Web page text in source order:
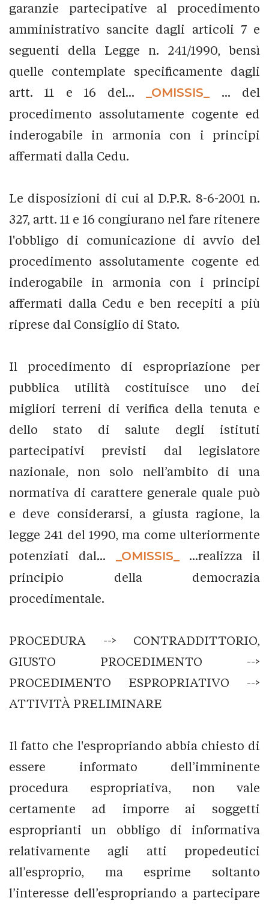
garanzie partecipative al procedimento
amministrativo sancite dagli articoli 7 e
seguenti della Legge n. 241/1990, bensì
quelle contemplate specificamente dagli
artt. 11 e 16 del...
_OMISSIS_
... del
procedimento assolutamente cogente ed
inderogabile in armonia con i principi
affermati dalla Cedu.
Le disposizioni di cui al D.P.R. 8-6-2001 n.
327, artt. 11 e 16 congiurano nel fare ritenere
l'obbligo di comunicazione di avvio del
procedimento assolutamente cogente ed
inderogabile in armonia con i principi
affermati dalla Cedu e ben recepiti a più
riprese dal Consiglio di Stato.
Il procedimento di espropriazione per
pubblica utilità costituisce uno dei
migliori terreni di verifica della tenuta e
dello stato di salute degli istituti
partecipativi previsti dal legislatore
nazionale, non solo nell’ambito di una
normativa di carattere generale quale può
e deve considerarsi, a giusta ragione, la
legge 241 del 1990, ma come ulteriormente
potenziati dal...
_OMISSIS_
...realizza il
principio della democrazia
procedimentale.
PROCEDURA --> CONTRADDITTORIO,
GIUSTO PROCEDIMENTO -->
PROCEDIMENTO ESPROPRIATIVO -->
ATTIVITÀ PRELIMINARE
Il fatto che l'espropriando abbia chiesto di
essere informato dell’imminente
procedura espropriativa, non vale
certamente ad imporre ai soggetti
esproprianti un obbligo di informativa
relativamente agli atti propedeutici
all’esproprio, ma esprime soltanto
l’interesse dell’espropriando a partecipare